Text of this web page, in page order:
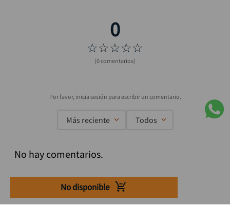
No disponible
☆☆☆☆☆
(0 comentarios)
Más reciente Todos
No hay comentarios.